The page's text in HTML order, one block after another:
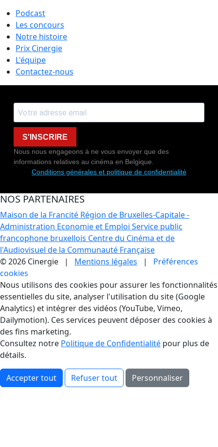
Podcast
Les concours
Notre histoire
Prix Cinergie
L'équipe
Contactez-nous
S'INSCRIRE
Nous nous engageons à ne vous envoyer que des
informations relatives au cinéma en Belgique.
Conditions générales et politique de confidentialité
NOS PARTENAIRES
Maison de la Francité Région de Bruxelles-Capitale -
Administration Economie et Emploi Service public
francophone bruxellois Centre du Cinéma et de
l'Audiovisuel de la Communauté Française
© 2026 Cinergie | Mentions légales | Préférences
cookies
Gestion des Cookies
Nous utilisons des cookies pour assurer les fonctionnalités
essentielles du site, analyser l'utilisation du site (Google
Analytics) et intégrer des vidéos (YouTube, Vimeo,
Dailymotion). Ces services peuvent déposer des cookies à
des fins marketing.
Consultez notre Politique de Confidentialité pour plus de
détails.
Accepter tout Refuser tout Personnaliser